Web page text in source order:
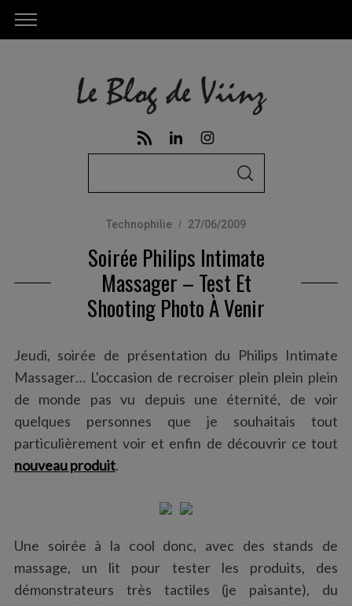
c
f
o
:
S
C
Technophilie 27/06/2009
Soirée Philips Intimate
Massager – Test Et
Shooting Photo À Venir
Jeudi, soirée de présentation du Philips Intimate
Massager… L'occasion de recroiser plein plein plein
de monde pas vu depuis une éternité, de voir
quelques personnes que je souhaitais tout
particulièrement voir et enfin de découvrir ce tout
nouveau produit.
Une soirée à la cool donc, avec des stands de
massage, un lit pour tester les produits, des
démonstrateurs très tactiles (je paisante), du